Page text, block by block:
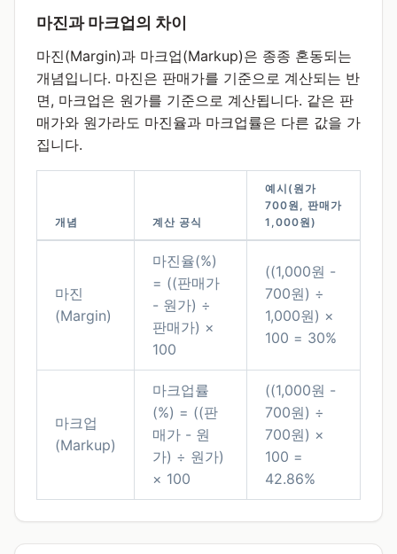
마진과 마크업의 차이
마진(Margin)과 마크업(Markup)은 종종 혼동되는
개념입니다. 마진은 판매가를 기준으로 계산되는 반
면, 마크업은 원가를 기준으로 계산됩니다. 같은 판
매가와 원가라도 마진율과 마크업률은 다른 값을 가
집니다.
개념 계산 공식
예시(원가
700원, 판매가
1,000원)
마진
(Margin)
마진율(%)
= ((판매가
- 원가) ÷
판매가) ×
100
((1,000원 -
700원) ÷
1,000원) ×
100 = 30%
마크업
(Markup)
마크업률
(%) = ((판
매가 - 원
가) ÷ 원가)
× 100
((1,000원 -
700원) ÷
700원) ×
100 =
42.86%